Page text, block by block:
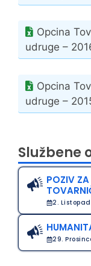
Opcina
udruge –
Opcina
udruge –
Službene
POZIV
2.
29.